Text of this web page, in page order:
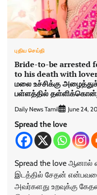
புதிய செய்தி
Bride-to-be arrested
to his death with
மலை உச்சிக்கு
பள்ளத்தில்
Daily News Tamil June 24,
Spread the love
Spread the love
இடத்தில் சேதன்
அவர்களது உறவுக்கு